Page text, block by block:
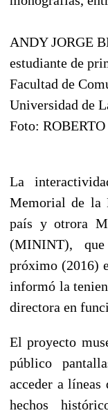
ANDY JORGE
estudiante de
Facultad de
Universidad de
Foto:
La
Memorial de la
país y otrora
(MININT),
próximo (2016)
informó la
directora en
El proyecto
público
acceder a
hechos